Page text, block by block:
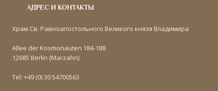
АДРЕС И КОНТАКТЫ
Храм Св. Равноапостольного Великого князя Владимира
Allee der Kosmonauten 184-188
12685 Berlin (Marzahn)
Tel: +49 (0) 30 54700563